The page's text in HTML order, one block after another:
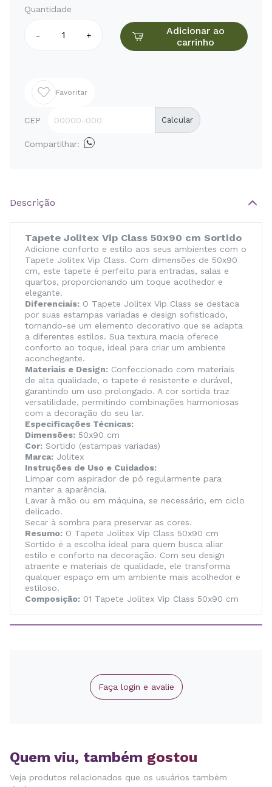
Quantidade
- +
Adicionar ao
carrinho
Favoritar
CEP Calcular
Compartilhar:
Descrição
Tapete Jolitex Vip Class 50x90 cm Sortido
Adicione conforto e estilo aos seus ambientes com o
Tapete Jolitex Vip Class. Com dimensões de 50x90
cm, este tapete é perfeito para entradas, salas e
quartos, proporcionando um toque acolhedor e
elegante.
Diferenciais: O Tapete Jolitex Vip Class se destaca
por suas estampas variadas e design sofisticado,
tornando-se um elemento decorativo que se adapta
a diferentes estilos. Sua textura macia oferece
conforto ao toque, ideal para criar um ambiente
aconchegante.
Materiais e Design: Confeccionado com materiais
de alta qualidade, o tapete é resistente e durável,
garantindo um uso prolongado. A cor sortida traz
versatilidade, permitindo combinações harmoniosas
com a decoração do seu lar.
Especificações Técnicas:
Dimensões: 50x90 cm
Cor: Sortido (estampas variadas)
Marca: Jolitex
Instruções de Uso e Cuidados:
Limpar com aspirador de pó regularmente para
manter a aparência.
Lavar à mão ou em máquina, se necessário, em ciclo
delicado.
Secar à sombra para preservar as cores.
Resumo: O Tapete Jolitex Vip Class 50x90 cm
Sortido é a escolha ideal para quem busca aliar
estilo e conforto na decoração. Com seu design
atraente e materiais de qualidade, ele transforma
qualquer espaço em um ambiente mais acolhedor e
estiloso.
Composição: 01 Tapete Jolitex Vip Class 50x90 cm
Faça login e avalie
Quem viu, também gostou
Veja produtos relacionados que os usuários também